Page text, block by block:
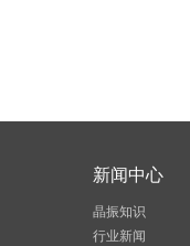
新闻中心
晶振知识
行业新闻